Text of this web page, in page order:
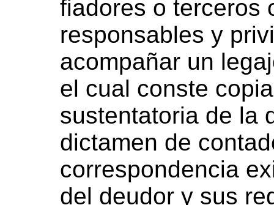
fiadores o terceros
responsables y
acompañar un
el cual conste
sustentatoria de la
dictamen de
correspondencia
del deudor y sus